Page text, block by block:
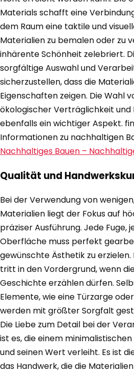
Materials schafft eine
dem Raum eine taktile und
Materialien zu bemalen oder zu
inhärente Schönheit zelebriert.
sorgfältige Auswahl und
sicherzustellen, dass die
Eigenschaften zeigen. Die Wahl
ökologischer Verträglichkeit und
ebenfalls ein wichtiger Aspekt.
Informationen zu nachhaltigen
Nachhaltiges Bauen –
Qualität und
Bei der Verwendung von
Materialien liegt der Fokus auf
präziser Ausführung. Jede Fuge,
Oberfläche muss perfekt
gewünschte Ästhetik zu erzielen.
tritt in den Vordergrund, wenn
Geschichte erzählen dürfen.
Elemente, wie eine Türzarge
werden mit größter Sorgfalt
Die Liebe zum Detail bei der
ist es, die einem minimalistischen
und seinen Wert verleiht. Es ist
das Handwerk, die die